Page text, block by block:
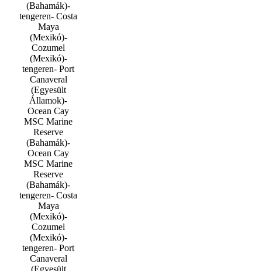
(Bahamák)-
tengeren- Costa
Maya
(Mexikó)-
Cozumel
(Mexikó)-
tengeren- Port
Canaveral
(Egyesült
Államok)-
Ocean Cay
MSC Marine
Reserve
(Bahamák)-
Ocean Cay
MSC Marine
Reserve
(Bahamák)-
tengeren- Costa
Maya
(Mexikó)-
Cozumel
(Mexikó)-
tengeren- Port
Canaveral
(Egyesült